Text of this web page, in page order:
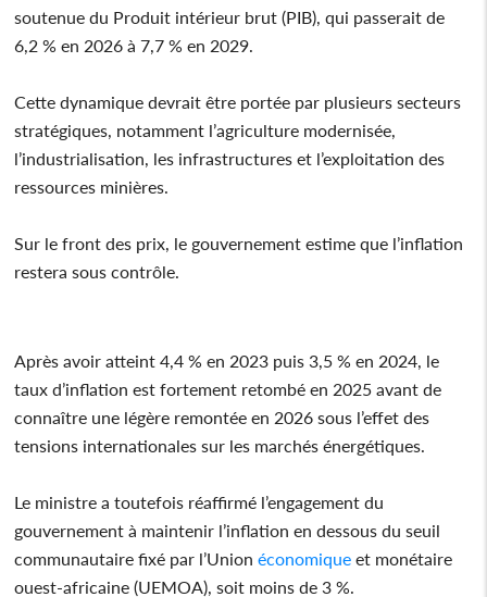
soutenue du Produit intérieur brut (PIB), qui passerait de
6,2 % en 2026 à 7,7 % en 2029.
Cette dynamique devrait être portée par plusieurs secteurs
stratégiques, notamment l’agriculture modernisée,
l’industrialisation, les infrastructures et l’exploitation des
ressources minières.
Sur le front des prix, le gouvernement estime que l’inflation
restera sous contrôle.
Après avoir atteint 4,4 % en 2023 puis 3,5 % en 2024, le
taux d’inflation est fortement retombé en 2025 avant de
connaître une légère remontée en 2026 sous l’effet des
tensions internationales sur les marchés énergétiques.
Le ministre a toutefois réaffirmé l’engagement du
gouvernement à maintenir l’inflation en dessous du seuil
communautaire fixé par l’Union économique et monétaire
ouest-africaine (UEMOA), soit moins de 3 %.